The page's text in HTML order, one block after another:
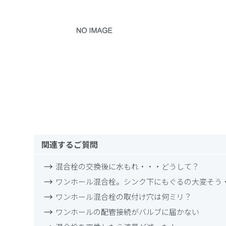
関連するご質問
混合栓の交換後に水もれ・・・どうして？
ワンホール混合栓。シンク下にもぐるの大変そう
ワンホール混合栓の取付け穴は何ミリ？
ワンホールの配管接続がバルブに届かない